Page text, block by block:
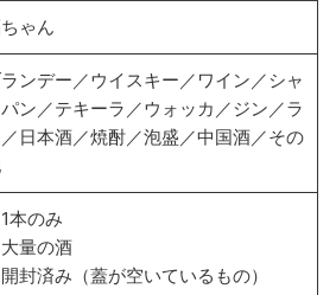
ゃん
ンデー／ウイスキー／ワイン／シャ
ン／テキーラ／ウォッカ／ジン／ラ
日本酒／焼酎／泡盛／中国酒／その
1本のみ
大量の酒
開封済み（蓋が空いているもの）